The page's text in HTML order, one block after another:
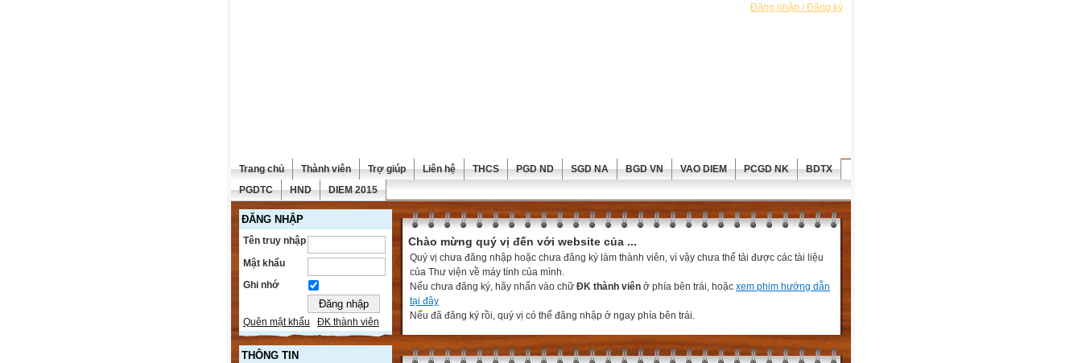
Đăng nhập / Đăng ký
Trang chủ Thành viên Trợ giúp Liên hệ THCS PGD ND SGD NA BGD VN VAO DIEM PCGD NK
BDTX
PGDTC
HND DIEM 2015
ĐĂNG NHẬP
Tên truy nhập
Mật khẩu
Ghi nhớ
Quên mật khẩu ĐK thành viên
THÔNG TIN
Chào mừng quý vị đến với website của ...
Quý vị chưa đăng nhập hoặc chưa đăng ký làm thành viên, vì vậy chưa thể tải được các tài liệu
của Thư viện về máy tính của mình.
Nếu chưa đăng ký, hãy nhấn vào chữ ĐK thành viên ở phía bên trái, hoặc xem phim hướng dẫn
tại đây
Nếu đã đăng ký rồi, quý vị có thể đăng nhập ở ngay phía bên trái.